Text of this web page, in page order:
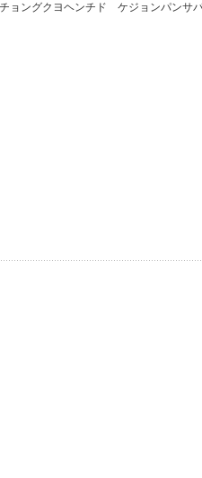
ョングクヨヘンチド ケジョンパンサ